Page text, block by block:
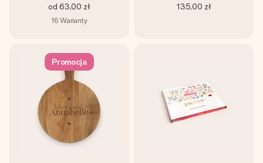
od 63,00 zł
16 Warianty
135,00 zł
Promocja